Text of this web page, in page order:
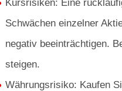
Kursrisiken: Eine
Schwächen einzelner
negativ beeinträchtigen.
steigen.
Währungsrisiko: Kaufen